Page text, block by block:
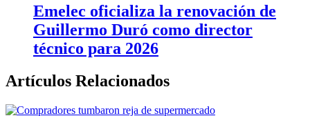
Emelec oficializa la renovación de
Guillermo Duró como director
técnico para 2026
Artículos Relacionados